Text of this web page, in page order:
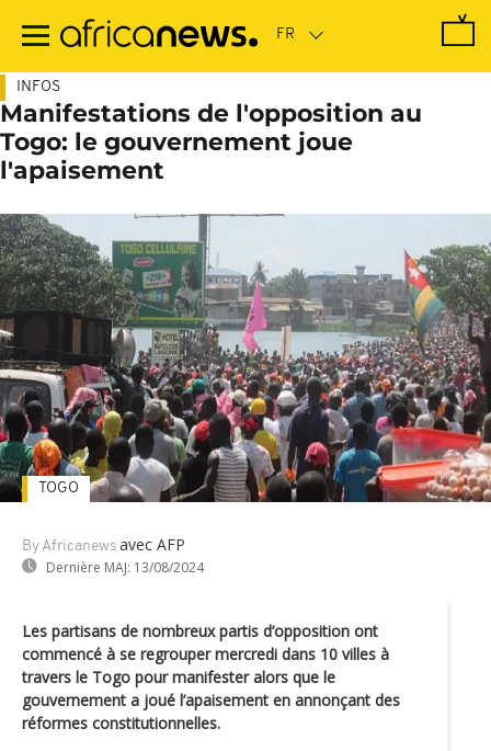
contenu
INFOS
Manifestations de l'opposition au
Togo: le gouvernement joue
l'apaisement
By Africanews avec AFP
Dernière MAJ: 13/08/2024
TOGO
Les partisans de nombreux partis d’opposition ont
commencé à se regrouper mercredi dans 10 villes à
travers le Togo pour manifester alors que le
gouvernement a joué l’apaisement en annonçant des
réformes constitutionnelles.